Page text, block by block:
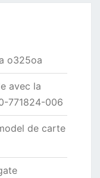
o325oa
avec la
771824-006
de carte